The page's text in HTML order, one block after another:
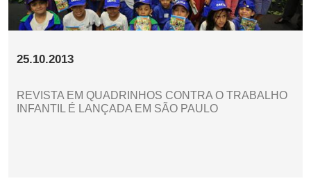
25.10.2013
REVISTA EM QUADRINHOS CONTRA O TRABALHO
INFANTIL É LANÇADA EM SÃO PAULO